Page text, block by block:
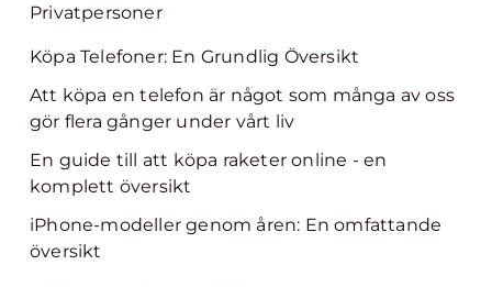
Privatpersoner
Köpa Telefoner: En Grundlig Översikt
Att köpa en telefon är något som många av oss
gör flera gånger under vårt liv
En guide till att köpa raketer online - en
komplett översikt
iPhone-modeller genom åren: En omfattande
översikt